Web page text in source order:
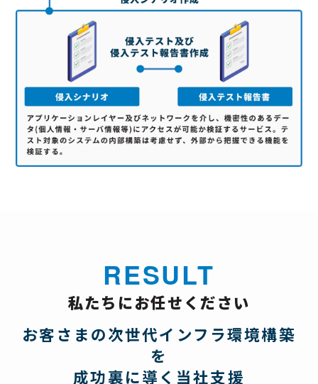
RESULT
私たちにお任せください
お客さまの次世代インフラ環境構築
を
成功裏に導く当社支援